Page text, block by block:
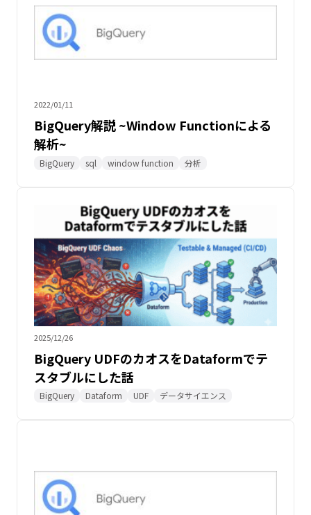
2022/01/11
BigQuery解説 ~Window Functionによる
解析~
BigQuery sql window function 分析
2025/12/26
BigQuery UDFのカオスをDataformでテ
スタブルにした話
BigQuery Dataform UDF データサイエンス